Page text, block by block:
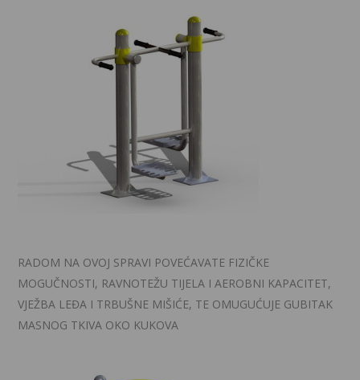
RADOM NA OVOJ SPRAVI POVEĆAVATE FIZIČKE
MOGUČNOSTI, RAVNOTEŽU TIJELA I AEROBNI KAPACITET,
VJEŽBA LEĐA I TRBUŠNE MIŠIĆE, TE OMUGUĆUJE GUBITAK
MASNOG TKIVA OKO KUKOVA